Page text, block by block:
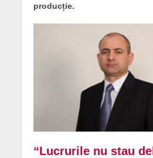
producție.
“Lucrurile nu stau